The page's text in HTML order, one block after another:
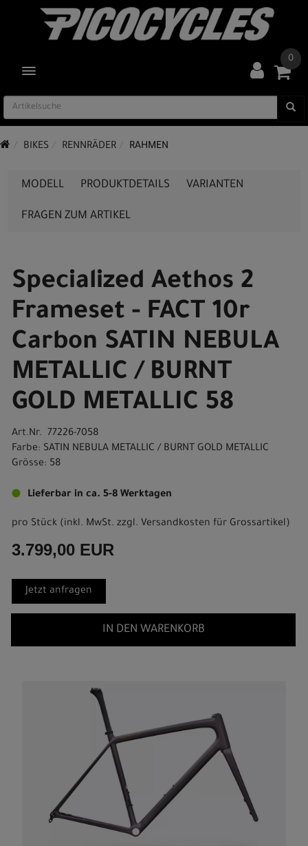
TOGGLE NAVIGATION
0
BIKES RENNRÄDER RAHMEN
MODELL PRODUKTDETAILS VARIANTEN
FRAGEN ZUM ARTIKEL
Specialized Aethos 2
Frameset - FACT 10r
Carbon SATIN NEBULA
METALLIC / BURNT
GOLD METALLIC 58
Art.Nr. 77226-7058
Farbe: SATIN NEBULA METALLIC / BURNT GOLD METALLIC
Grösse: 58
Lieferbar in ca. 5-8 Werktagen
pro Stück (inkl. MwSt. zzgl. Versandkosten für Grossartikel)
3.799,00 EUR
Jetzt anfragen
IN DEN WARENKORB